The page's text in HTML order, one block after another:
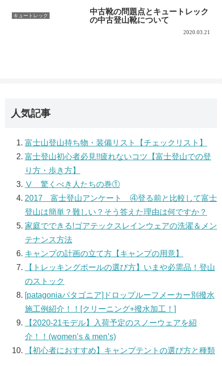
キュートレック
中古靴の問題点とキュートレック
の中古登山靴について
2020.03.21
人気記事
富士山登山持ち物・装備リスト【チェックリスト】
富士登山初心者必見!!疲れないコツ【富士登山での登
り方・歩き方】
Ⅴ 驚くべき人たちの巻①
2017 富士登山アンケート ④登る前と比較して富士
登山は簡単？難しい？そう答えた理由は何ですか？
家庭でできる!ゴアテックスレインウェアの洗濯＆メン
テナンス方法
キャンプの計画の立て方【キャンプの用意】
【トレッキングポールの選び方】いまや必需品！登山
のストック
[patagoniaパタゴニア]ドロップルーフメーカー別撥水
施工例紹介！！[クリーニング+撥水加工！]
【2020-21モデル】入荷予定のスノーウェアを紹
介！！(women’s & men’s)
【初心者におすすめ】キャンプテントの選び方と種類